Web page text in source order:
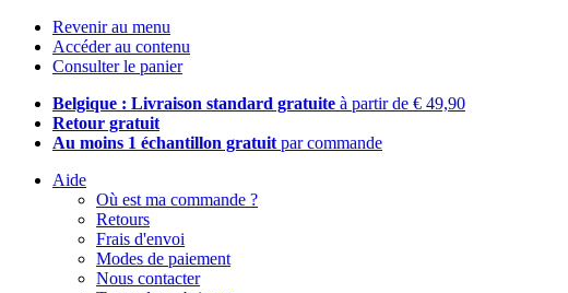
Revenir au menu
Accéder au contenu
Consulter le panier
Belgique : Livraison standard gratuite à partir de € 49,90
Retour gratuit
Au moins 1 échantillon gratuit par commande
Aide
Où est ma commande ?
Retours
Frais d'envoi
Modes de paiement
Nous contacter